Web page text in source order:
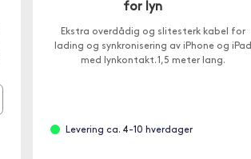
for lyn
Ekstra overdådig og slitesterk kabel for
lading og synkronisering av iPhone og iPad
med lynkontakt. 1,5 meter lang.
Levering ca. 4-10 hverdager